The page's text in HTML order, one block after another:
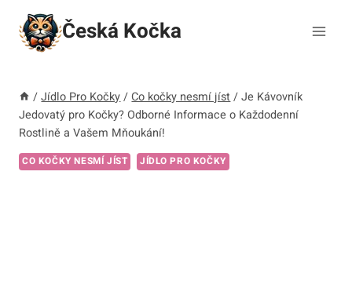
Přeskočit
obsah
Česká Kočka
/ Jídlo Pro Kočky / Co kočky nesmí jíst / Je Kávovník
Jedovatý pro Kočky? Odborné Informace o Každodenní
Rostlině a Vašem Mňoukání!
CO KOČKY NESMÍ JÍST JÍDLO PRO KOČKY